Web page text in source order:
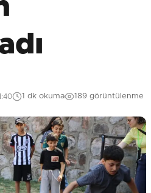
1 dk okuma 189 görüntülenme